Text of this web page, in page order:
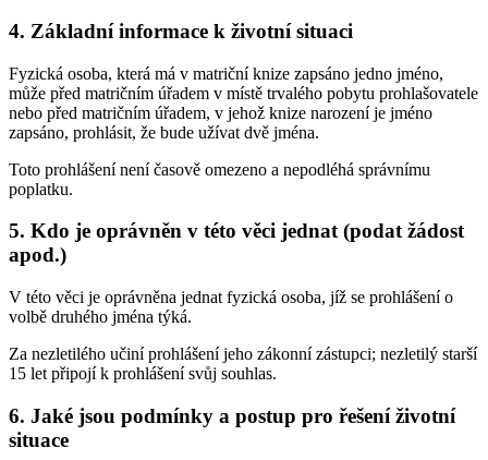
4. Základní informace k životní situaci
Fyzická osoba, která má v matriční knize zapsáno jedno jméno,
může před matričním úřadem v místě trvalého pobytu prohlašovatele
nebo před matričním úřadem, v jehož knize narození je jméno
zapsáno, prohlásit, že bude užívat dvě jména.
Toto prohlášení není časově omezeno a nepodléhá správnímu
poplatku.
5. Kdo je oprávněn v této věci jednat (podat žádost
apod.)
V této věci je oprávněna jednat fyzická osoba, jíž se prohlášení o
volbě druhého jména týká.
Za nezletilého učiní prohlášení jeho zákonní zástupci; nezletilý starší
15 let připojí k prohlášení svůj souhlas.
6. Jaké jsou podmínky a postup pro řešení životní
situace